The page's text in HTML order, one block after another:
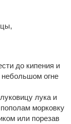
до кипения и
огне
лука и
морковку
или порезав